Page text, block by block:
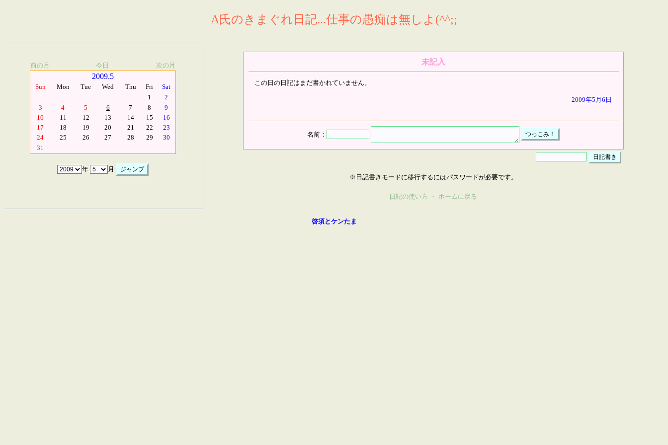
A氏のきまぐれ日記...仕事の愚痴は無しよ(^^;;
前の月 今日 次の月
2009.5
Sun Mon Tue Wed Thu Fri
Sat
1
2
3
4 5 6 7 8
9
10
11 12 13 14 15
16
17
18 19 20 21 22
23
24
25 26 27 28 29
30
31
年 月
未記入
この日の日記はまだ書かれていません。
2009年5月6日
名前：
※日記書きモードに移行するにはパスワードが必要です。
日記の使い方 ・ ホームに戻る
啓須とケンたま